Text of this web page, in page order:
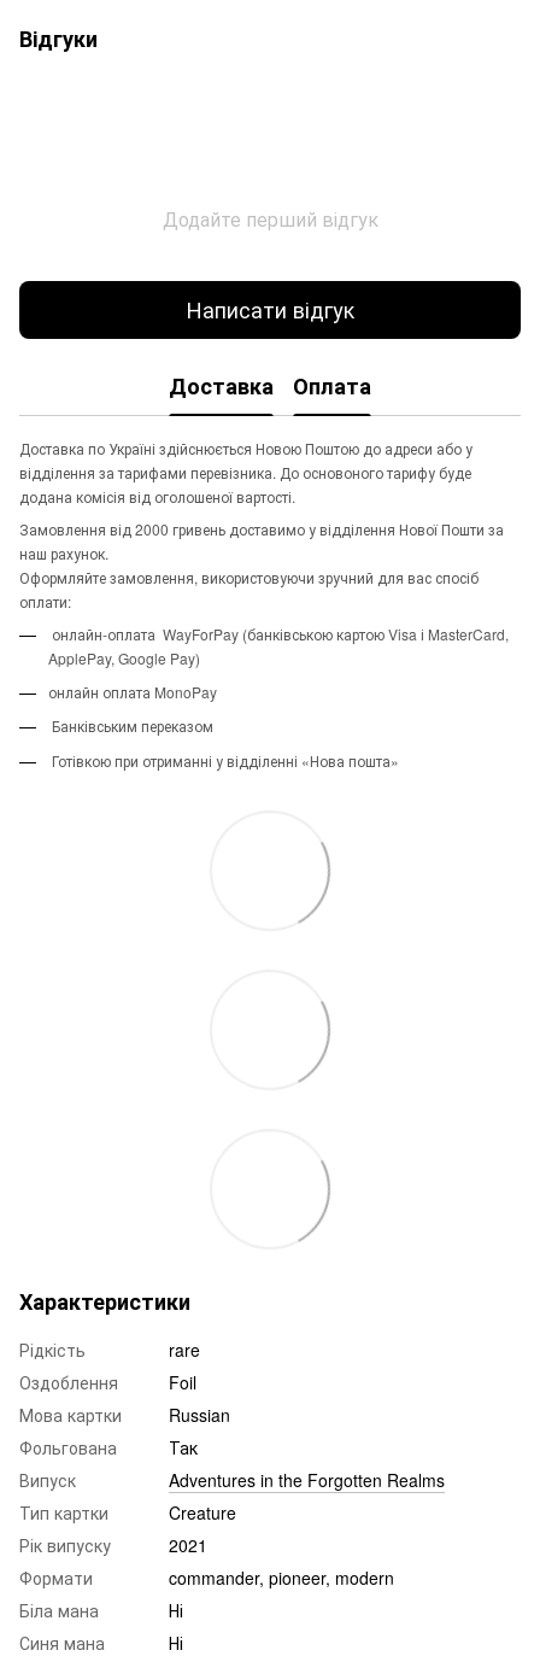
Відгуки
Додайте перший відгук
Написати відгук
Доставка Оплата
Доставка по Україні здійснюється Новою Поштою до адреси або у
відділення за тарифами перевізника. До основоного тарифу буде
додана комісія від оголошеної вартості.
Замовлення від 2000 гривень доставимо у відділення Нової Пошти за
наш рахунок.
Оформляйте замовлення, використовуючи зручний для вас спосіб
оплати:
онлайн-оплата WayForPay (банківською картою Visa і MasterCard,
ApplePay, Google Pay)
онлайн оплата MonoPay
Банківським переказом
Готівкою при отриманні у відділенні «Нова пошта»
Характеристики
Рідкість
rare
Оздоблення
Foil
Мова картки
Russian
Фольгована
Так
Випуск
Adventures in the Forgotten Realms
Тип картки
Creature
Рік випуску
2021
Формати
commander, pioneer, modern
Біла мана
Ні
Синя мана
Ні